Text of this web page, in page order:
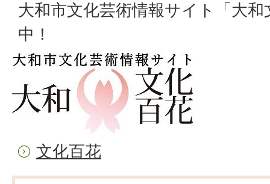
大和市文化芸術情報サイト「大
中！
文化百花